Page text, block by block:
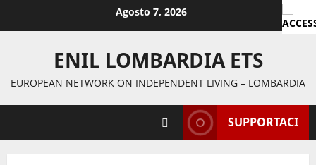
Agosto 7, 2026
ENIL LOMBARDIA ETS
EUROPEAN NETWORK ON INDEPENDENT LIVING – LOMBARDIA
SUPPORTACI